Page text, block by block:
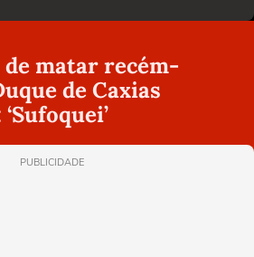
de matar recém-
de Caxias
PUBLICIDADE